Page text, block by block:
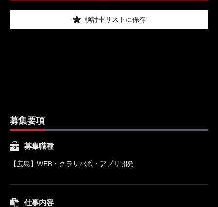
検討中リストに保存
募集要項
募集職種
【広島】WEB・クラサバ系・アプリ開発
仕事内容